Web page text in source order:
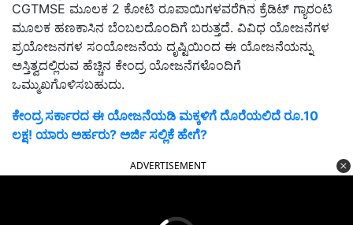
CGTMSE ಮೂಲಕ 2 ಕೋಟಿ ರೂಪಾಯಿಗಳವರೆಗಿನ ಕ್ರೆಡಿಟ್ ಗ್ಯಾರಂಟಿ
ಮೂಲಕ ಹಣಕಾಸಿನ ಬೆಂಬಲದೊಂದಿಗೆ ಬರುತ್ತದೆ. ವಿವಿಧ ಯೋಜನೆಗಳ
ಪ್ರಯೋಜನಗಳ ಸಂಯೋಜನೆಯ ದೃಷ್ಟಿಯಿಂದ ಈ ಯೋಜನೆಯನ್ನು
ಅಸ್ತಿತ್ವದಲ್ಲಿರುವ ಹೆಚ್ಚಿನ ಕೇಂದ್ರ ಯೋಜನೆಗಳೊಂದಿಗೆ
ಒಮ್ಮುಖಗೊಳಿಸಬಹುದು.
ಕೇಂದ್ರ ಸರ್ಕಾರದ ಈ ಯೋಜನೆಯಡಿ ಮಕ್ಕಳಿಗೆ ದೊರೆಯಲಿದೆ ರೂ.10
ಲಕ್ಷ! ಯಾರು ಅರ್ಹರು? ಅರ್ಜಿ ಸಲ್ಲಿಕೆ ಹೇಗೆ?
ADVERTISEMENT